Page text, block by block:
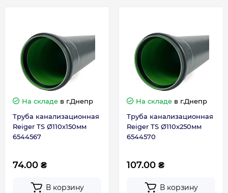
Гарантия
Гарантия производителя, мес
На складе в г.Днепр
Труба канализационная
Reiger TS Ø110х150мм
6544567
74.00 ₴
В корзину
На складе в г.Днепр
Труба канализационная
Reiger TS Ø110х250мм
6544570
107.00 ₴
В корзину